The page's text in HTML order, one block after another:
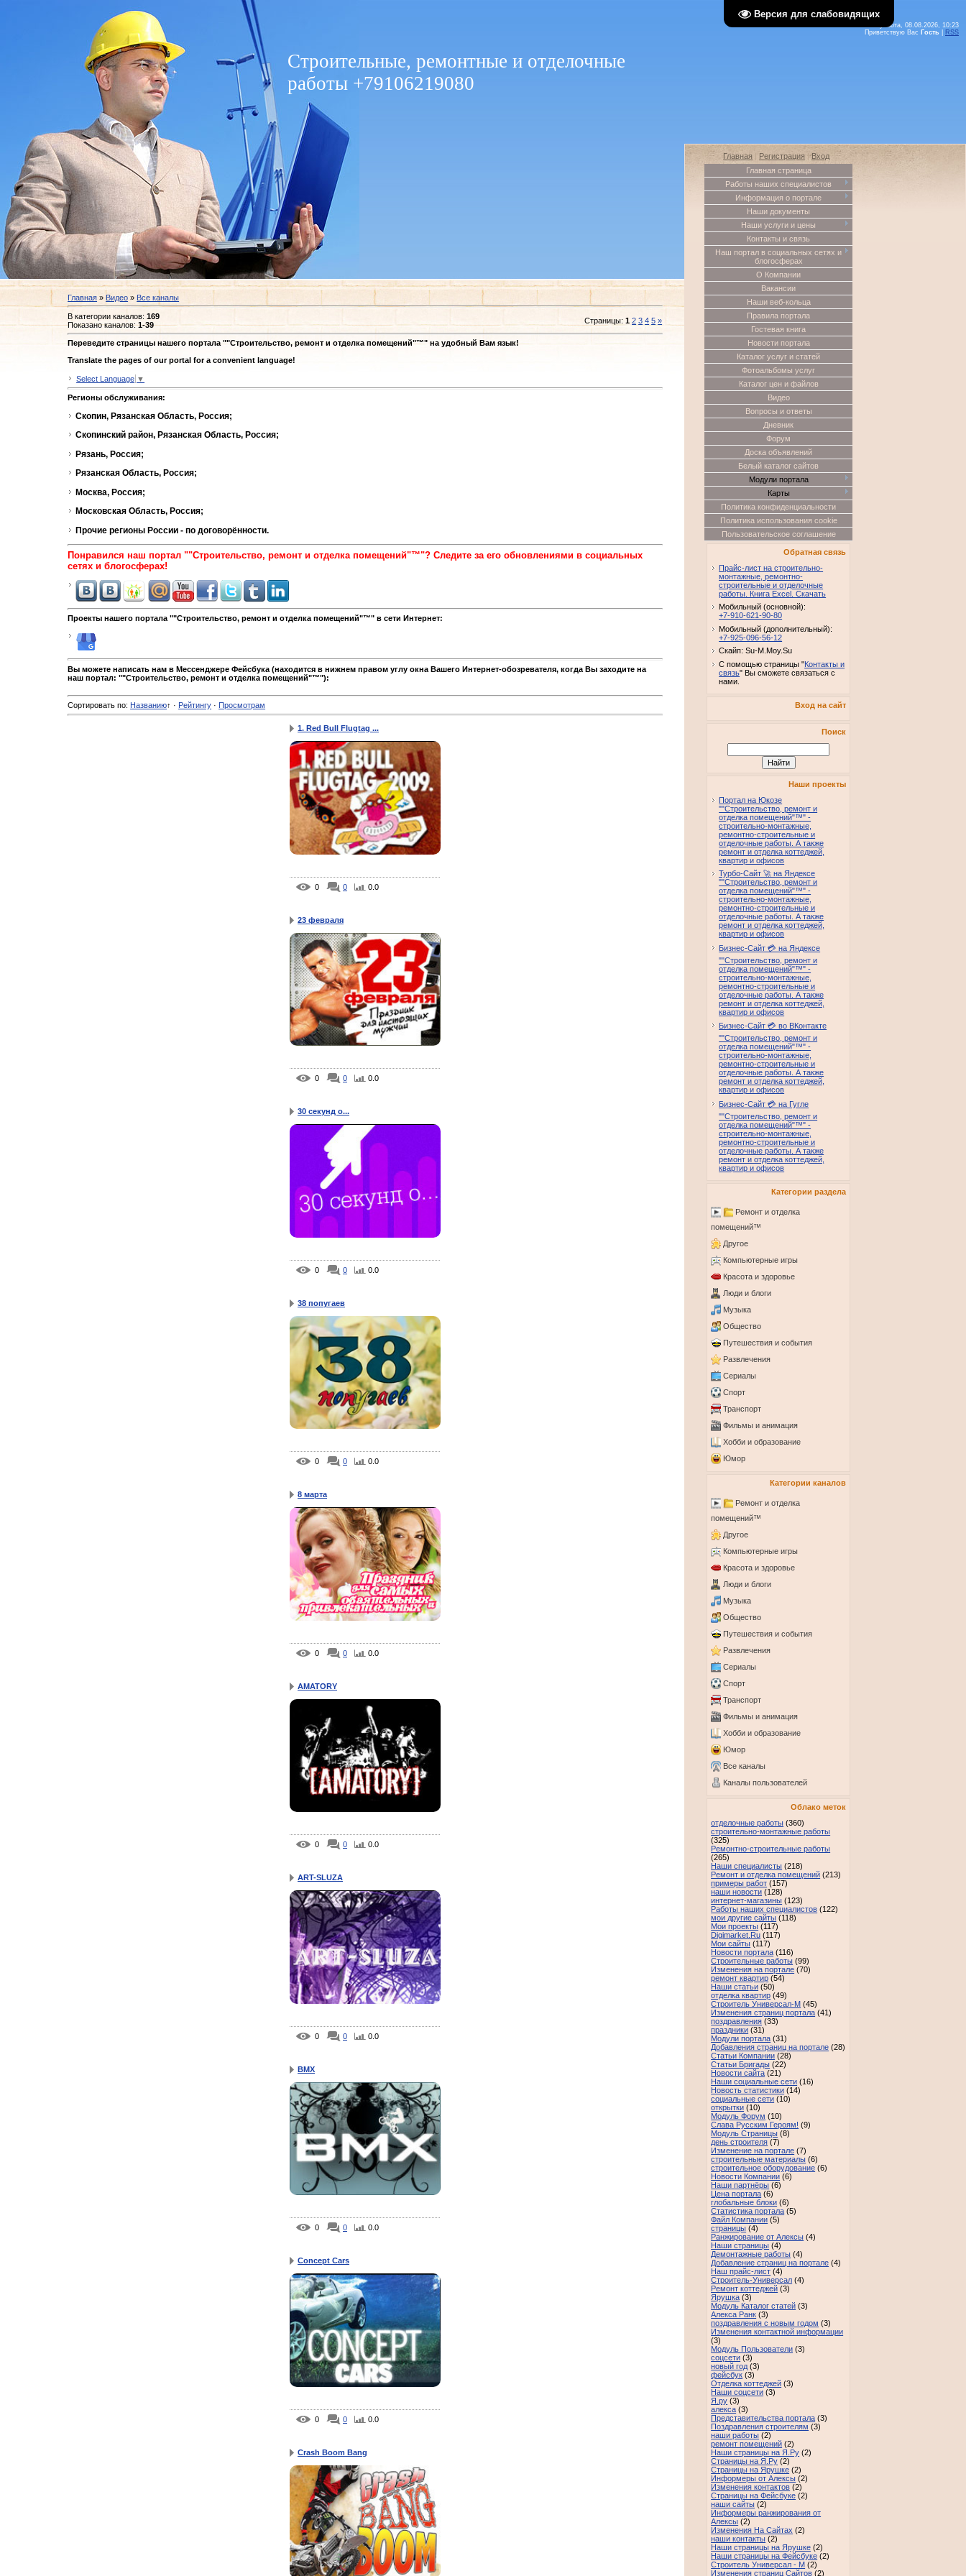
Версия для слабовидящих
Суббота, 08.08.2026, 10:23
Приветствую Вас Гость RSS
Строительные, ремонтные и отделочные
работы +79106219080
Главная »Видео »Все каналы
В категории каналов:169
Показано каналов:1-39 Страницы:1 2 3 4 5 »
Переведите страницы нашего портала ""Строительство, ремонт и отделка помещений"™" на удобный Вам язык!
Translate the pages of our portal for a convenient language!
Select Language ▼
Регионы обслуживания:
Скопин, Рязанская Область, Россия;
Скопинский район, Рязанская Область, Россия;
Рязань, Россия;
Рязанская Область, Россия;
Москва, Россия;
Московская Область, Россия;
Прочие регионы России - по договорённости.
Понравился наш портал ""Строительство, ремонт и отделка помещений"™"? Следите за его обновлениями в социальных
сетях и блогосферах!
Проекты нашего портала ""Строительство, ремонт и отделка помещений"™" в сети Интернет:
Вы можете написать нам в Мессенджере Фейсбука (находится в нижнем правом углу окна Вашего Интернет-обозревателя, когда Вы заходите на
наш портал: ""Строительство, ремонт и отделка помещений"™"):
Сортировать по: Названию↑ · Рейтингу · Просмотрам
1. Red Bull Flugtag ...
0 0 0.0
23 февраля
0 0 0.0
30 секунд о...
0 0 0.0
38 попугаев
0 0 0.0
8 марта
0 0 0.0
AMATORY
0 0 0.0
ART-SLUZA
0 0 0.0
BMX
0 0 0.0
Concept Cars
0 0 0.0
Crash Boom Bang
Главная Регистрация |Вход
Главная страница
Работы наших специалистов
Информация о портале
Наши документы
Наши услуги и цены
Контакты и связь
Наш портал в социальных сетях и
блогосферах
О Компании
Вакансии
Наши веб-кольца
Правила портала
Гостевая книга
Новости портала
Каталог услуг и статей
Фотоальбомы услуг
Каталог цен и файлов
Видео
Вопросы и ответы
Дневник
Форум
Доска объявлений
Белый каталог сайтов
Модули портала
Карты
Политика конфиденциальности
Политика использования cookie
Пользовательское соглашение
Обратная связь
Прайс-лист на строительно-
монтажные, ремонтно-
строительные и отделочные
работы. Книга Excel. Скачать
Мобильный (основной):
+7-910-621-90-80
Мобильный (дополнительный):
+7-925-096-56-12
Скайп: Su-M.Moy.Su
С помощью страницы "Контакты и
связь" Вы сможете связаться с
нами.
Вход на сайт
Поиск
Наши проекты
Портал на Юкозе
""Строительство, ремонт и
отделка помещений"™" -
строительно-монтажные,
ремонтно-строительные и
отделочные работы. А также
ремонт и отделка коттеджей,
квартир и офисов
Турбо-Сайт 🚀 на Яндексе
""Строительство, ремонт и
отделка помещений"™" -
строительно-монтажные,
ремонтно-строительные и
отделочные работы. А также
ремонт и отделка коттеджей,
квартир и офисов
Бизнес-Сайт 💳 на Яндексе
""Строительство, ремонт и
отделка помещений"™" -
строительно-монтажные,
ремонтно-строительные и
отделочные работы. А также
ремонт и отделка коттеджей,
квартир и офисов
Бизнес-Сайт 💳 во ВКонтакте
""Строительство, ремонт и
отделка помещений"™" -
строительно-монтажные,
ремонтно-строительные и
отделочные работы. А также
ремонт и отделка коттеджей,
квартир и офисов
Бизнес-Сайт 💳 на Гугле
""Строительство, ремонт и
отделка помещений"™" -
строительно-монтажные,
ремонтно-строительные и
отделочные работы. А также
ремонт и отделка коттеджей,
квартир и офисов
Категории раздела
Ремонт и отделка
помещений™
Другое
Компьютерные игры
Красота и здоровье
Люди и блоги
Музыка
Общество
Путешествия и события
Развлечения
Сериалы
Спорт
Транспорт
Фильмы и анимация
Хобби и образование
Юмор
Категории каналов
Ремонт и отделка
помещений™
Другое
Компьютерные игры
Красота и здоровье
Люди и блоги
Музыка
Общество
Путешествия и события
Развлечения
Сериалы
Спорт
Транспорт
Фильмы и анимация
Хобби и образование
Юмор
Все каналы
Каналы пользователей
Облако меток
отделочные работы (360)
строительно-монтажные работы
(325)
Ремонтно-строительные работы
(265)
Наши специалисты (218)
Ремонт и отделка помещений (213)
примеры работ (157)
наши новости (128)
интернет-магазины (123)
Работы наших специалистов (122)
мои другие сайты (118)
Мои проекты (117)
Digimarket.Ru (117)
Мои сайты (117)
Новости портала (116)
Строительные работы (99)
Изменения на портале (70)
ремонт квартир (54)
Наши статьи (50)
отделка квартир (49)
Строитель Универсал-М (45)
Изменения страниц портала (41)
поздравления (33)
праздники (31)
Модули портала (31)
Добавления страниц на портале (28)
Статьи Компании (28)
Статьи Бригады (22)
Новости сайта (21)
Наши социальные сети (16)
Новость статистики (14)
социальные сети (10)
открытки (10)
Модуль Форум (10)
Слава Русским Героям! (9)
Модуль Страницы (8)
день строителя (7)
Изменение на портале (7)
строительные материалы (6)
строительное оборудование (6)
Новости Компании (6)
Наши партнёры (6)
Цена портала (6)
глобальные блоки (6)
Статистика портала (5)
Файл Компании (5)
страницы (4)
Ранжирование от Алексы (4)
Наши страницы (4)
Демонтажные работы (4)
Добавление страниц на портале (4)
Наш прайс-лист (4)
Строитель-Универсал (4)
Ремонт коттеджей (3)
Ярушка (3)
Модуль Каталог статей (3)
Алекса Ранк (3)
поздравления с новым годом (3)
Изменения контактной информации
(3)
Модуль Пользователи (3)
соцсети (3)
новый год (3)
фейсбук (3)
Отделка коттеджей (3)
Наши соцсети (3)
Я.ру (3)
алекса (3)
Представительства портала (3)
Поздравления строителям (3)
наши работы (2)
ремонт помещений (2)
Наши страницы на Я.Ру (2)
Страницы на Я.Ру (2)
Страницы на Ярушке (2)
Информеры от Алексы (2)
Изменения контактов (2)
Страницы на Фейсбуке (2)
наши сайты (2)
Информеры ранжирования от
Алексы (2)
Изменения На Сайтах (2)
наши контакты (2)
Наши страницы на Ярушке (2)
Наши страницы на Фейсбуке (2)
Строитель Универсал - М (2)
Изменения страниц Сайтов (2)